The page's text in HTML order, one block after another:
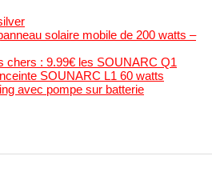
solaire mobile de 200 watts –
chers : 9.99€ les SOUNARC Q1
SOUNARC L1 60 watts
avec pompe sur batterie